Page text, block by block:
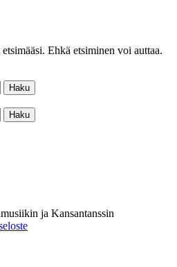
Ehkä etsiminen voi auttaa.
ja Kansantanssin